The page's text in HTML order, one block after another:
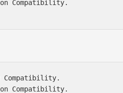
Compatibility.
Compatibility.
Compatibility.